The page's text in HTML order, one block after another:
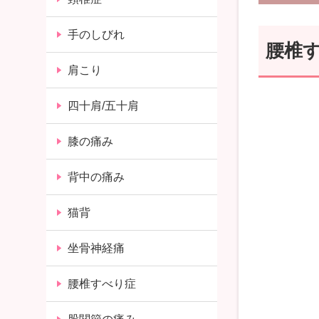
腰椎
手のしびれ
肩こり
四十肩/五十肩
膝の痛み
背中の痛み
猫背
坐骨神経痛
腰椎すべり症